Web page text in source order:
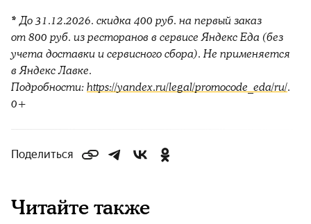
* До 31.12.2026. скидка 400 руб. на первый заказ
от 800 руб. из ресторанов в сервисе Яндекс Еда (без
учета доставки и сервисного сбора). Не применяется
в Яндекс Лавке.
Подробности:https://yandex.ru/legal/promocode_eda/ru/.
0+
Поделиться
Читайте также